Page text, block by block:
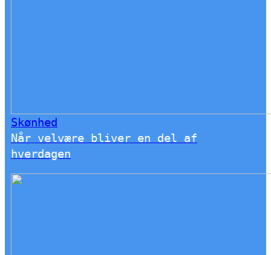
Skønhed
Når velvære bliver en del af
hverdagen